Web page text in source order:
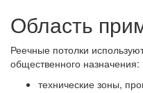
Область
Реечные потолки
общественного назначения:
технические зоны,